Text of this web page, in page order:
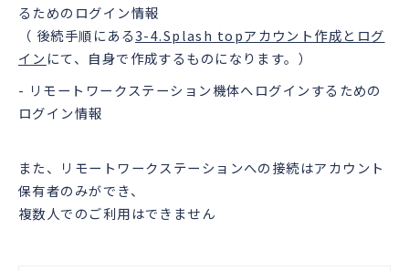
るためのログイン情報
（ 後続手順にある3-4.Splash topアカウント作成とログ
イン にて、自身で作成するものになります。）
- リモートワークステーション機体へログインするための
ログイン情報
また、リモートワークステーションへの接続はアカウント
保有者のみができ、
複数人でのご利用はできません